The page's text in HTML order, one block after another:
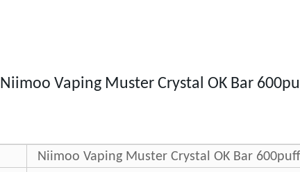
Niimoo Vaping Muster Crystal OK Bar
Niimoo Vaping Muster Crystal OK Bar